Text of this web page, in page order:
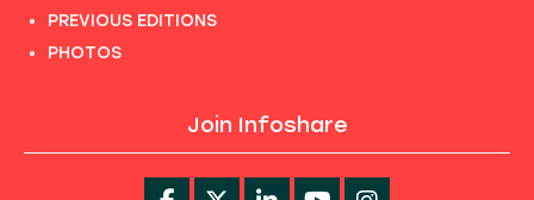
PREVIOUS EDITIONS
PHOTOS
Join Infoshare